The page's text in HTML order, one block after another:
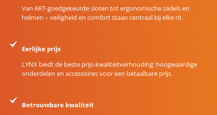
Van ART-goedgekeurde sloten tot ergonomische zadels en
helmen – veiligheid en comfort staan centraal bij elke rit.
Eerlijke prijs
LYNX biedt de beste prijs-kwaliteitverhouding: hoogwaardige
onderdelen en accessoires voor een betaalbare prijs.
Betrouwbare kwaliteit